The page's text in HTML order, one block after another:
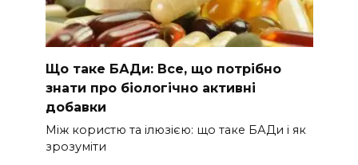
Що таке БАДи: Все, що потрібно
знати про біологічно активні
добавки
Між користю та ілюзією: що таке БАДи і як
зрозуміти